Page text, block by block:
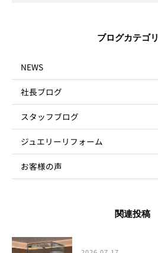
ブログカテゴ
NEWS
社長ブログ
スタッフブログ
ジュエリーリフォーム
お客様の声
関連投稿